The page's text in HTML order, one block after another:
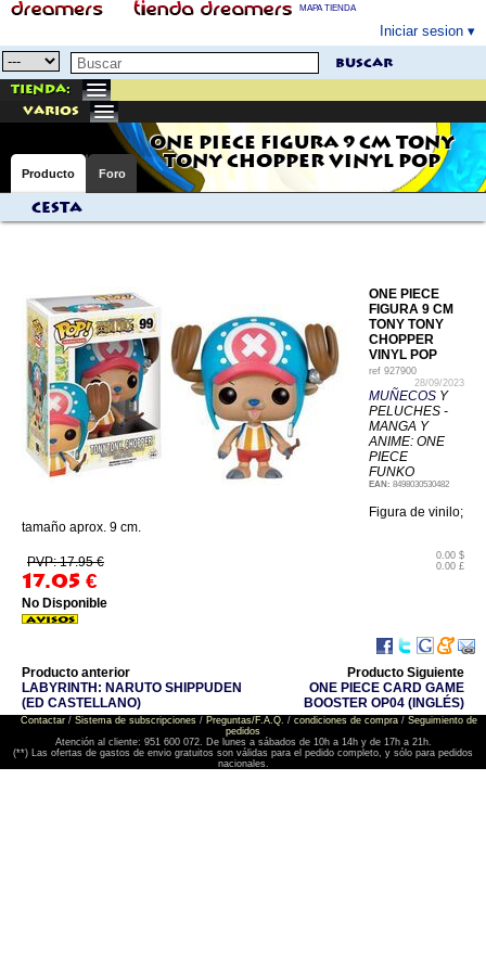
MAPA TIENDA
Iniciar sesion
buscar
Tienda:
varios
ONE PIECE FIGURA 9 CM TONY
TONY CHOPPER VINYL POP
Producto Foro
Cesta
ONE PIECE
FIGURA 9 CM
TONY TONY
CHOPPER
VINYL POP
ref 927900
28/09/2023
MUÑECOS Y
PELUCHES -
MANGA Y
ANIME: ONE
PIECE
FUNKO
EAN: 8498030530482
Figura de vinilo;
tamaño aprox. 9 cm.
PVP: 17.95 €
17.05 €
0.00 $
0.00 £
No Disponible
Producto anterior
LABYRINTH: NARUTO SHIPPUDEN
(ED CASTELLANO)
Producto Siguiente
ONE PIECE CARD GAME
BOOSTER OP04 (INGLÉS)
Contactar/ Sistema de subscripciones/ Preguntas/F.A.Q. / condiciones de compra/ Seguimiento de
pedidos
Atención al cliente: 951 600 072. De lunes a sábados de 10h a 14h y de 17h a 21h.
(**) Las ofertas de gastos de envio gratuitos son válidas para el pedido completo, y sólo para pedidos
nacionales.